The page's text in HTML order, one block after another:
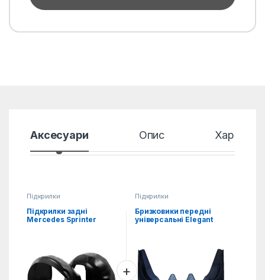
Аксесуари Опис
Підкрилки
Підкрилки задні
Mercedes Sprinter
Підкрилки
Бризковики передні
універсальні Elegant